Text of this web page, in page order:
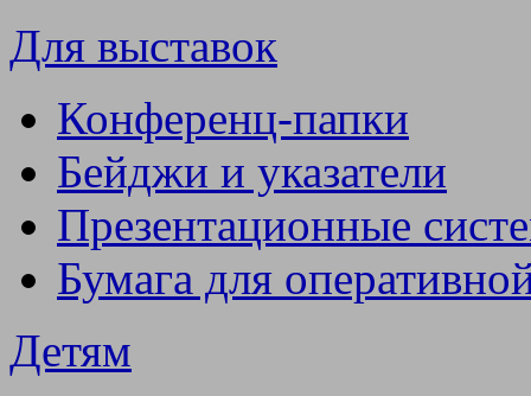
Для выставок
Конференц-папки
Бейджи и указатели
Презентационные
Бумага для
Детям